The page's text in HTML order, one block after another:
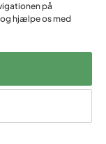
på
hjælpe os med